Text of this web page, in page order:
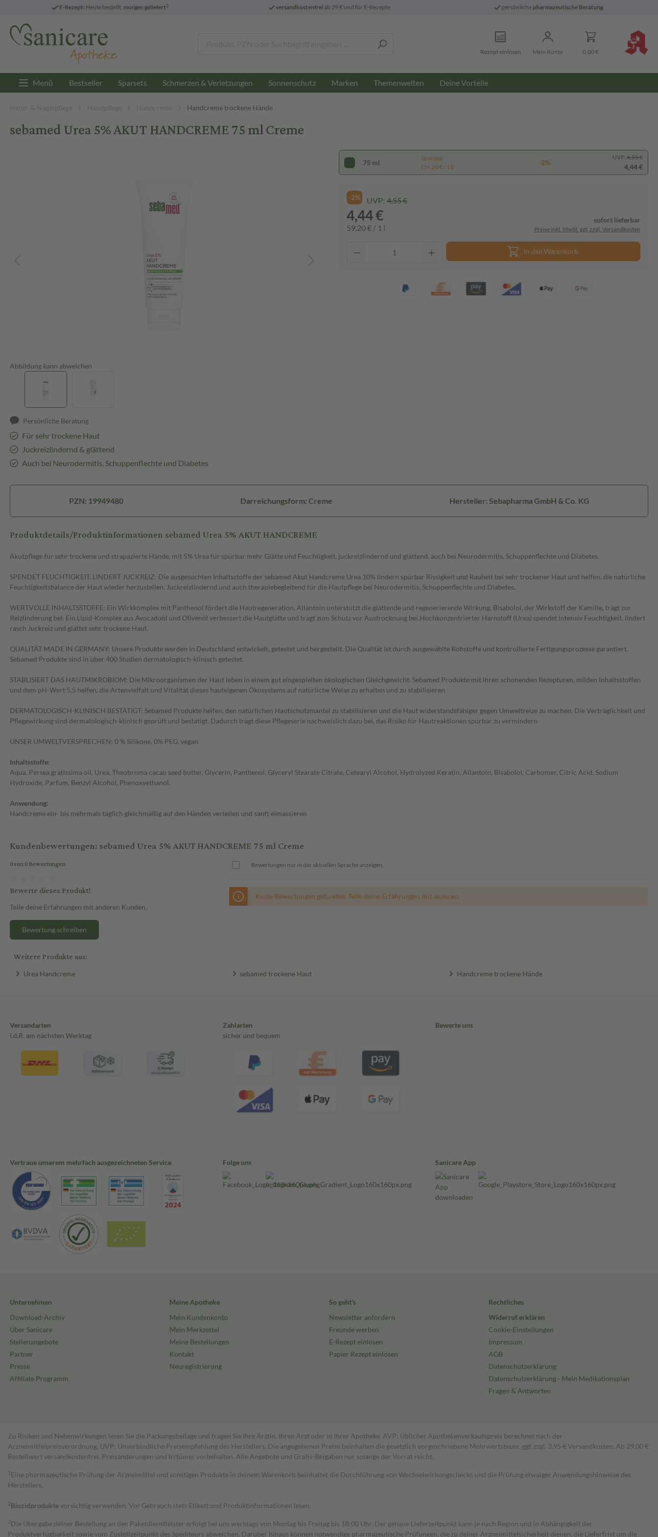
E-Rezept: Heute bestellt, morgen geliefert3 versandkostenfreiab 29 € und für E-Rezepte persönliche pharmazeutische Beratung
Rezept einlösen Mein Konto 0,00 €
Menü Bestseller Sparsets Schmerzen & Verletzungen Sonnenschutz Marken Themenwelten Deine Vorteile
Hand- & Nagelpflege Handpflege Handcreme Handcreme trockene Hände
sebamed Urea 5% AKUT HANDCREME 75 ml Creme
Abbildung kann abweichen
Persönliche Beratung
Für sehr trockene Haut
Juckreizlindernd & glättend
Auch bei Neurodermitis, Schuppenflechte und Diabetes
75 ml
Spartipp
(59,20 € / 1 l)
-2%
UVP: 4,55 €
4,44 €
-2% UVP: 4,55 €
4,44 €
59,20 € / 1 l
sofort lieferbar
Preise inkl. MwSt. ggf. zzgl. Versandkosten
In den Warenkorb
PZN: 19949480 Darreichungsform: Creme Hersteller: Sebapharma GmbH & Co. KG
Produktdetails/Produktinformationen sebamed Urea 5% AKUT HANDCREME
Akutpflege für sehr trockene und strapazierte Hände, mit 5% Urea für spürbar mehr Glätte und Feuchtigkeit, juckreizlindernd und glättend, auch bei Neurodermitis, Schuppenflechte und Diabetes.
SPENDET FEUCHTIGKEIT, LINDERT JUCKREIZ: Die ausgesuchten Inhaltsstoffe der sebamed Akut Handcreme Urea 10% lindern spürbar Rissigkeit und Rauheit bei sehr trockener Haut und helfen, die natürliche
Feuchtigkeitsbalance der Haut wieder herzustellen. Juckreizlindernd und auch therapiebegleitend für die Hautpflege bei Neurodermitis, Schuppenflechte und Diabetes.
WERTVOLLE INHALTSSTOFFE: Ein Wirkkomplex mit Panthenol fördert die Hautregeneration. Allantoin unterstützt die glättende und regenerierende Wirkung. Bisabolol, der Wirkstoff der Kamille, trägt zur
Reizlinderung bei. Ein Lipid-Komplex aus Avocadoöl und Olivenöl verbessert die Hautglätte und trägt zum Schutz vor Austrocknung bei.Hochkonzentrierter Harnstoff (Urea) spendet intensiv Feuchtigkeit, lindert
rasch Juckreiz und glättet sehr trockene Haut.
QUALITÄT MADE IN GERMANY: Unsere Produkte werden in Deutschland entwickelt, getestet und hergestellt. Die Qualität ist durch ausgewählte Rohstoffe und kontrollierte Fertigungsprozesse garantiert.
Sebamed Produkte sind in über 400 Studien dermatologisch-klinisch getestet.
STABLISIERT DAS HAUTMIKROBIOM: Die Mikroorganismen der Haut leben in einem gut eingespielten ökologischen Gleichgewicht. Sebamed Produkte mit ihren schonenden Rezepturen, milden Inhaltsstoffen
und dem pH-Wert 5,5 helfen, die Artenvielfalt und Vitalität dieses hauteigenen Ökosystems auf natürliche Weise zu erhalten und zu stabilisieren
DERMATOLOGISCH-KLINISCH BESTÄTIGT: Sebamed Produkte helfen, den natürlichen Hautschutzmantel zu stabilisieren und die Haut widerstandsfähiger gegen Umweltreize zu machen. Die Verträglichkeit und
Pflegewirkung sind dermatologisch-klinisch geprüft und bestätigt. Dadurch trägt diese Pflegeserie nachweislich dazu bei, das Risiko für Hautreaktionen spürbar zu vermindern
UNSER UMWELTVERSPRECHEN: 0 % Silikone, 0% PEG, vegan
Inhaltsstoffe:
Aqua, Persea gratissima oil, Urea, Theobroma cacao seed butter, Glycerin, Panthenol, Glyceryl Stearate Citrate, Cetearyl Alcohol, Hydrolyzed Keratin, Allantoin, Bisabolol, Carbomer, Citric Acid, Sodium
Hydroxide, Parfum, Benzyl Alcohol, Phenoxyethanol.
Anwendung:
Handcreme ein- bis mehrmals täglich gleichmäßig auf den Händen verteilen und sanft eimassieren
Kundenbewertungen: sebamed Urea 5% AKUT HANDCREME 75 ml Creme
0 von 0 Bewertungen
Bewerte dieses Produkt!
Teile deine Erfahrungen mit anderen Kunden.
Bewertung schreiben
Bewertungen nur in der aktuellen Sprache anzeigen.
Keine Bewertungen gefunden. Teile deine Erfahrungen mit anderen.
Weitere Produkte aus:
Urea Handcreme sebamed trockene Haut Handcreme trockene Hände
Versandarten
i.d.R. am nächsten Werktag
Zahlarten
sicher und bequem
Bewerte uns
Vertraue unserem mehrfach ausgezeichneten Service Folge uns Sanicare App
Unternehmen
Download-Archiv
Über Sanicare
Stellenangebote
Partner
Presse
Affiliate Programm
Meine Apotheke
Mein Kundenkonto
Mein Merkzettel
Meine Bestellungen
Kontakt
Neuregistrierung
So geht's
Newsletter anfordern
Freunde werben
E-Rezept einlösen
Papier Rezept einlösen
Rechtliches
Widerruf erklären
Cookie-Einstellungen
Impressum
AGB
Datenschutzerklärung
Datenschutzerklärung - Mein Medikationsplan
Fragen & Antworten
Zu Risiken und Nebenwirkungen lesen Sie die Packungsbeilage und fragen Sie Ihre Ärztin, Ihren Arzt oder in Ihrer Apotheke. AVP: Üblicher Apothekenverkaufspreis berechnet nach der
Arzneimittelpreisverordnung. UVP: Unverbindliche Preisempfehlung des Herstellers. Die angegebenen Preise beinhalten die gesetzlich vorgeschriebene Mehrwertsteuer, ggf. zzgl. 3,95 € Versandkosten. Ab 29,00 €
Bestell­wert versand­kosten­frei. Preisänderungen und Irrtümer vorbehalten. Alle Angebote und Gratis-Beigaben nur solange der Vorrat reicht.
1 Eine pharmazeutische Prüfung der Arzneimittel und sonstigen Produkte in deinem Warenkorb beinhaltet die Durchführung von Wechselwirkungschecks und die Prüfung etwaiger Anwendungshinweise des
Herstellers.
2Biozidproduktevorsichtig verwenden. Vor Gebrauch stets Etikett und Produktinformationen lesen.
3Die Übergabe deiner Bestellung an den Paketdienstleister erfolgt bei uns werktags von Montag bis Freitag bis 18:00 Uhr. Der genaue Lieferzeitpunkt kann je nach Region und in Abhängigkeit der
Produktverfügbarkeit sowie vom Zustellzeitpunkt des Spediteurs abweichen. Darüber hinaus können notwendige pharmazeutische Prüfungen, die zu deiner Arzneimittelsicherheit dienen, die Lieferfrist um die